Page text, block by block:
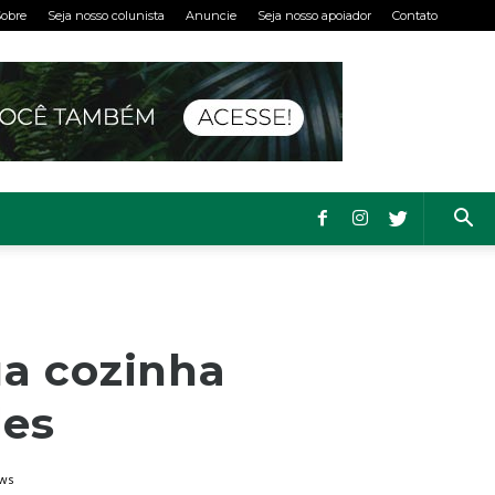
Seja nosso colunista Anuncie Seja nosso apoiador Contato
cozinha